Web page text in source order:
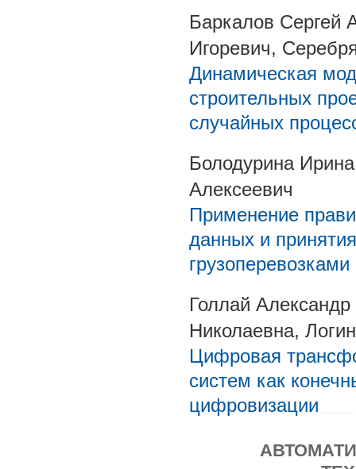
Баркалов Сергей
Игоревич,
Динамическая
строительных
случайных
Болодурина
Алексеевич
Применение
данных и
Голлай
Николаевна,
Цифровая
систем как
цифровизации